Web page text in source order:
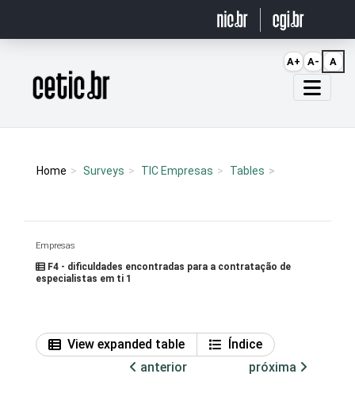
Página inicial
Home Surveys TIC Empresas Tables
Empresas
F4 - dificuldades encontradas para a contratação de
especialistas em ti 1
View expanded table
Índice
anterior
próxima
A+ A- A